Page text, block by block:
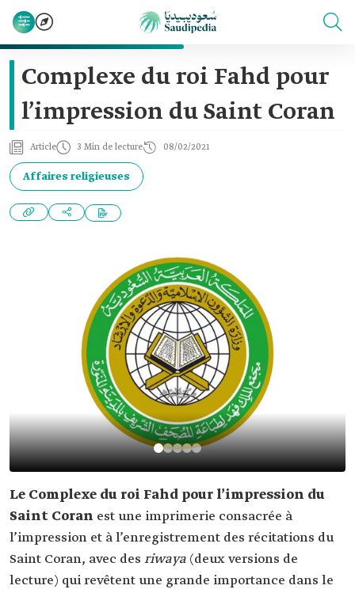
Complexe du roi Fahd pour
l’impression du Saint Coran
Article 3 Min de lecture 08/02/2021
Affaires religieuses
Le Complexe du roi Fahd pour l’impression du
Saint Coran est une imprimerie consacrée à
l’impression et à l’enregistrement des récitations du
Saint Coran, avec des riwaya (deux versions de
lecture) qui revêtent une grande importance dans le